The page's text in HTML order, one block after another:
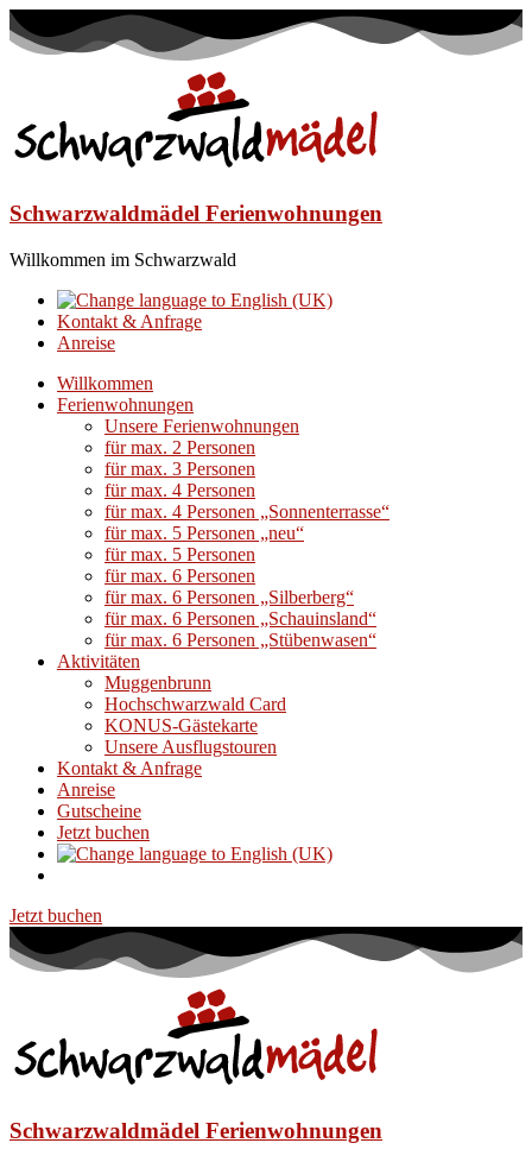
Schwarzwaldmädel Ferienwohnungen
Willkommen im Schwarzwald
Kontakt & Anfrage
Anreise
Willkommen
Ferienwohnungen
Unsere Ferienwohnungen
für max. 2 Personen
für max. 3 Personen
für max. 4 Personen
für max. 4 Personen „Sonnenterrasse“
für max. 5 Personen „neu“
für max. 5 Personen
für max. 6 Personen
für max. 6 Personen „Silberberg“
für max. 6 Personen „Schauinsland“
für max. 6 Personen „Stübenwasen“
Aktivitäten
Muggenbrunn
Hochschwarzwald Card
KONUS-Gästekarte
Unsere Ausflugstouren
Kontakt & Anfrage
Anreise
Gutscheine
Jetzt buchen
Jetzt buchen
Schwarzwaldmädel Ferienwohnungen